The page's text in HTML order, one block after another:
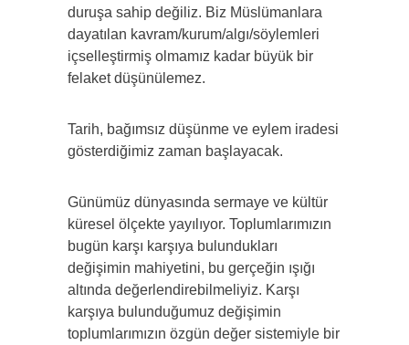
duruşa sahip değiliz. Biz Müslümanlara
dayatılan kavram/kurum/algı/söylemleri
içselleştirmiş olmamız kadar büyük bir
felaket düşünülemez.
Tarih, bağımsız düşünme ve eylem iradesi
gösterdiğimiz zaman başlayacak.
Günümüz dünyasında sermaye ve kültür
küresel ölçekte yayılıyor. Toplumlarımızın
bugün karşı karşıya bulundukları
değişimin mahiyetini, bu gerçeğin ışığı
altında değerlendirebilmeliyiz. Karşı
karşıya bulunduğumuz değişimin
toplumlarımızın özgün değer sistemiyle bir